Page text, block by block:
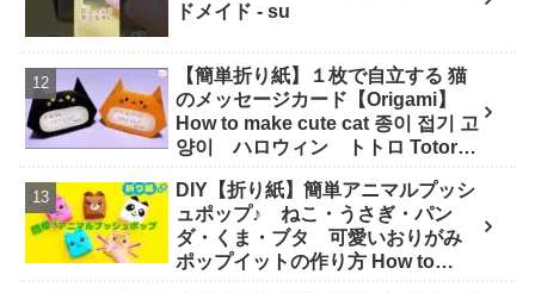
ドメイド - su
【簡単折り紙】１枚で自立する 猫
のメッセージカード【Origami】
How to make cute cat 종이 접기 고
양이 ハロウィン トトロ Totoro
channel
DIY【折り紙】簡単アニマルプッシ
ュポップ♪ ねこ・うさぎ・パン
ダ・くま・ブタ 可愛いおりがみ
ポップイットの作り方 How to